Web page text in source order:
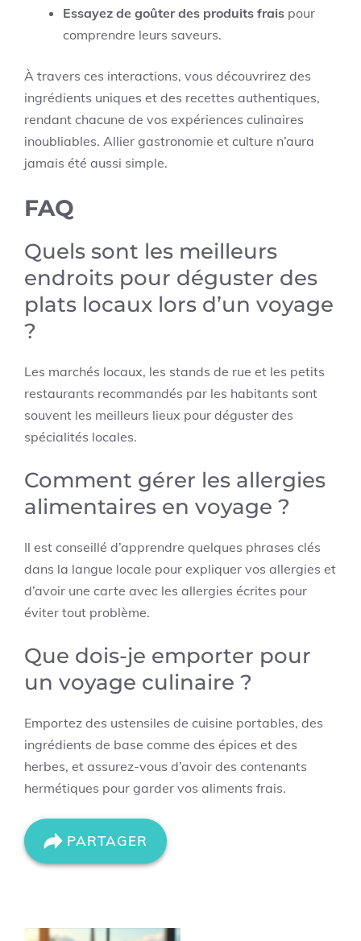
Essayez de goûter des produits frais pour
comprendre leurs saveurs.
À travers ces interactions, vous découvrirez des
ingrédients uniques et des recettes authentiques,
rendant chacune de vos expériences culinaires
inoubliables. Allier gastronomie et culture n’aura
jamais été aussi simple.
FAQ
Quels sont les meilleurs
endroits pour déguster des
plats locaux lors d’un voyage
?
Les marchés locaux, les stands de rue et les petits
restaurants recommandés par les habitants sont
souvent les meilleurs lieux pour déguster des
spécialités locales.
Comment gérer les allergies
alimentaires en voyage ?
Il est conseillé d’apprendre quelques phrases clés
dans la langue locale pour expliquer vos allergies et
d’avoir une carte avec les allergies écrites pour
éviter tout problème.
Que dois-je emporter pour
un voyage culinaire ?
Emportez des ustensiles de cuisine portables, des
ingrédients de base comme des épices et des
herbes, et assurez-vous d’avoir des contenants
hermétiques pour garder vos aliments frais.
PARTAGER